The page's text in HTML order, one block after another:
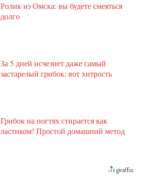
Ролик из Омска: вы будете смеяться
долго
За 5 дней исчезнет даже самый
застарелый грибок: вот хитрость
Грибок на ногтях стирается как
ластиком! Простой домашний метод